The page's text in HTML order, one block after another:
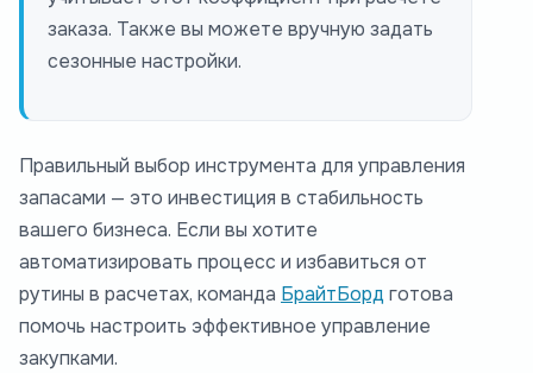
заказа. Также вы можете вручную задать
сезонные настройки.
Правильный выбор инструмента для управления
запасами — это инвестиция в стабильность
вашего бизнеса. Если вы хотите
автоматизировать процесс и избавиться от
рутины в расчетах, команда БрайтБорд готова
помочь настроить эффективное управление
закупками.